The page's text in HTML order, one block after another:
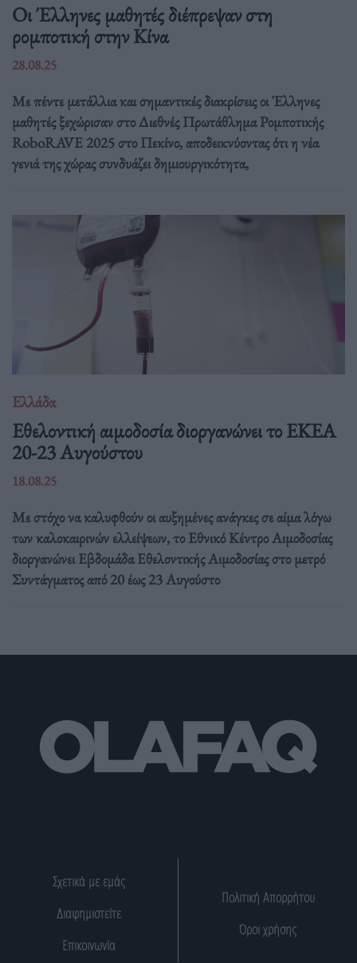
Οι Έλληνες μαθητές διέπρεψαν στη
ρομποτική στην Κίνα
28.08.25
Με πέντε μετάλλια και σημαντικές διακρίσεις οι Έλληνες
μαθητές ξεχώρισαν στο Διεθνές Πρωτάθλημα Ρομποτικής
RoboRAVE 2025 στο Πεκίνο, αποδεικνύοντας ότι η νέα
γενιά της χώρας συνδυάζει δημιουργικότητα,
Ελλάδα
Eθελοντική αιμοδοσία διοργανώνει το ΕΚΕΑ
20-23 Αυγούστου
18.08.25
Με στόχο να καλυφθούν οι αυξημένες ανάγκες σε αίμα λόγω
των καλοκαιρινών ελλείψεων, το Εθνικό Κέντρο Αιμοδοσίας
διοργανώνει Εβδομάδα Εθελοντικής Αιμοδοσίας στο μετρό
Συντάγματος από 20 έως 23 Αυγούστο
Σχετικά με εμάς
Διαφημιστείτε
Επικοινωνία
Πολιτική Απορρήτου
Όροι χρήσης